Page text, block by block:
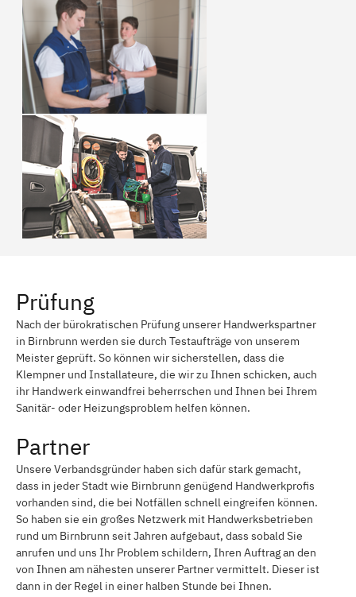
Prüfung
Nach der bürokratischen Prüfung unserer Handwerkspartner
in Birnbrunn werden sie durch Testaufträge von unserem
Meister geprüft. So können wir sicherstellen, dass die
Klempner und Installateure, die wir zu Ihnen schicken, auch
ihr Handwerk einwandfrei beherrschen und Ihnen bei Ihrem
Sanitär- oder Heizungsproblem helfen können.
Partner
Unsere Verbandsgründer haben sich dafür stark gemacht,
dass in jeder Stadt wie Birnbrunn genügend Handwerkprofis
vorhanden sind, die bei Notfällen schnell eingreifen können.
So haben sie ein großes Netzwerk mit Handwerksbetrieben
rund um Birnbrunn seit Jahren aufgebaut, dass sobald Sie
anrufen und uns Ihr Problem schildern, Ihren Auftrag an den
von Ihnen am nähesten unserer Partner vermittelt. Dieser ist
dann in der Regel in einer halben Stunde bei Ihnen.